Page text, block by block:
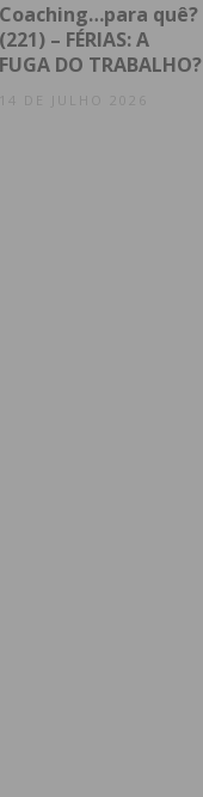
Coaching…para quê?
(221) – FÉRIAS: A
FUGA DO TRABALHO?
14 DE JULHO 2026